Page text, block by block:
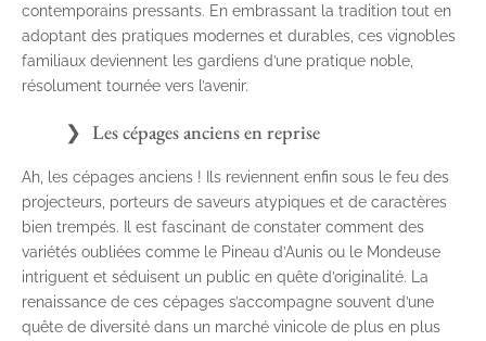
contemporains pressants. En embrassant la tradition tout en
adoptant des pratiques modernes et durables, ces vignobles
familiaux deviennent les gardiens d’une pratique noble,
résolument tournée vers l’avenir.
Les cépages anciens en reprise
Ah, les cépages anciens ! Ils reviennent enfin sous le feu des
projecteurs, porteurs de saveurs atypiques et de caractères
bien trempés. Il est fascinant de constater comment des
variétés oubliées comme le Pineau d’Aunis ou le Mondeuse
intriguent et séduisent un public en quête d’originalité. La
renaissance de ces cépages s’accompagne souvent d’une
quête de diversité dans un marché vinicole de plus en plus